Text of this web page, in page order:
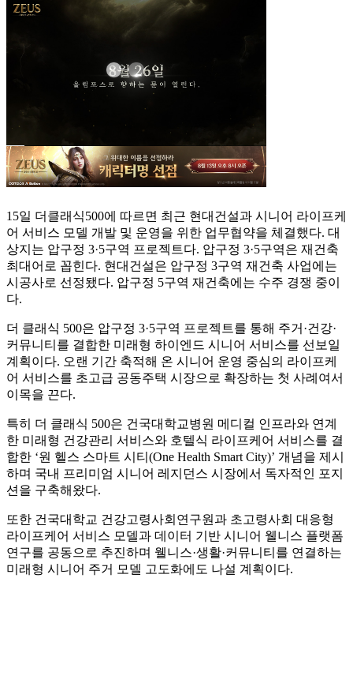
15일 더클래식500에 따르면 최근 현대건설과 시니어 라이프케
어 서비스 모델 개발 및 운영을 위한 업무협약을 체결했다. 대
상지는 압구정 3·5구역 프로젝트다. 압구정 3·5구역은 재건축
최대어로 꼽힌다. 현대건설은 압구정 3구역 재건축 사업에는
시공사로 선정됐다. 압구정 5구역 재건축에는 수주 경쟁 중이
다.
더 클래식 500은 압구정 3·5구역 프로젝트를 통해 주거·건강·
커뮤니티를 결합한 미래형 하이엔드 시니어 서비스를 선보일
계획이다. 오랜 기간 축적해 온 시니어 운영 중심의 라이프케
어 서비스를 초고급 공동주택 시장으로 확장하는 첫 사례여서
이목을 끈다.
특히 더 클래식 500은 건국대학교병원 메디컬 인프라와 연계
한 미래형 건강관리 서비스와 호텔식 라이프케어 서비스를 결
합한 ‘원 헬스 스마트 시티(One Health Smart City)’ 개념을 제시
하며 국내 프리미엄 시니어 레지던스 시장에서 독자적인 포지
션을 구축해왔다.
또한 건국대학교 건강고령사회연구원과 초고령사회 대응형
라이프케어 서비스 모델과 데이터 기반 시니어 웰니스 플랫폼
연구를 공동으로 추진하며 웰니스·생활·커뮤니티를 연결하는
미래형 시니어 주거 모델 고도화에도 나설 계획이다.